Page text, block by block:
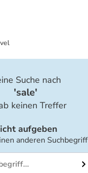
Suche nach
'sale'
keinen Treffer
aufgeben
anderen Suchbegriff